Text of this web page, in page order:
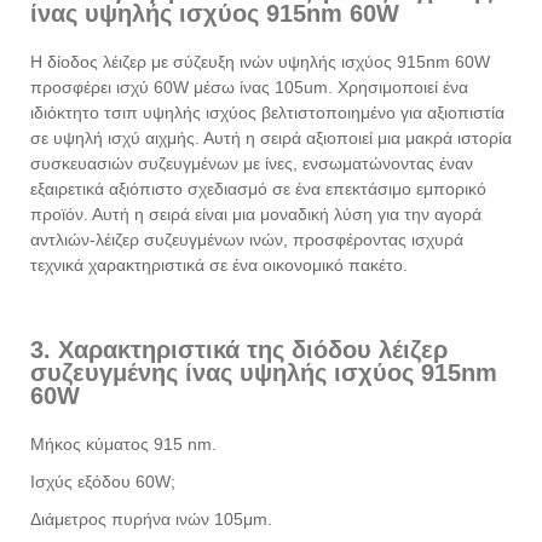
ίνας υψηλής ισχύος 915nm 60W
Η δίοδος λέιζερ με σύζευξη ινών υψηλής ισχύος 915nm 60W
προσφέρει ισχύ 60W μέσω ίνας 105um. Χρησιμοποιεί ένα
ιδιόκτητο τσιπ υψηλής ισχύος βελτιστοποιημένο για αξιοπιστία
σε υψηλή ισχύ αιχμής. Αυτή η σειρά αξιοποιεί μια μακρά ιστορία
συσκευασιών συζευγμένων με ίνες, ενσωματώνοντας έναν
εξαιρετικά αξιόπιστο σχεδιασμό σε ένα επεκτάσιμο εμπορικό
προϊόν. Αυτή η σειρά είναι μια μοναδική λύση για την αγορά
αντλιών-λέιζερ συζευγμένων ινών, προσφέροντας ισχυρά
τεχνικά χαρακτηριστικά σε ένα οικονομικό πακέτο.
3. Χαρακτηριστικά της διόδου λέιζερ
συζευγμένης ίνας υψηλής ισχύος 915nm
60W
Μήκος κύματος 915 nm.
Ισχύς εξόδου 60W;
Διάμετρος πυρήνα ινών 105μm.